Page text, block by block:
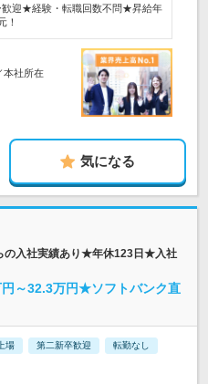
歓迎★経験・転職回数不問★昇給年
！
本社所在
気になる
の入社実績あり★年休123日★入社
円～32.3万円★ソフトバンク直
上場 第二新卒歓迎 転勤なし